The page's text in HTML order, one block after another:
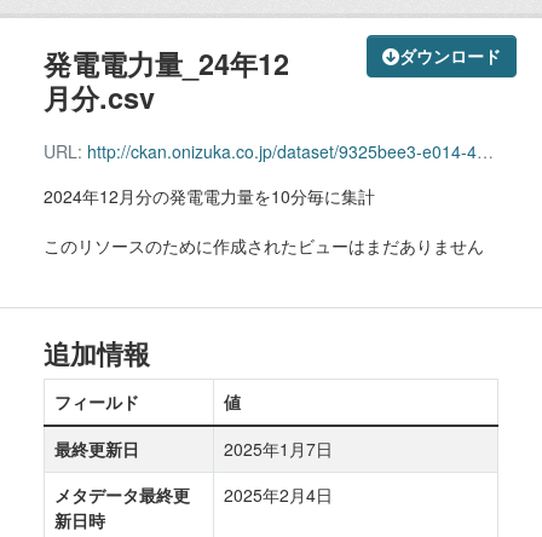
ダウンロード
発電電力量_24年12
月分.csv
URL: http://ckan.onizuka.co.jp/dataset/9325bee3-e014-44fd-a62b-cc48ab73e947/resource/c1a2f24e-a7c5-464e-8069-12022d26aa86/download/power_2412.csv
2024年12月分の発電電力量を10分毎に集計
このリソースのために作成されたビューはまだありません
追加情報
フィールド
値
最終更新日
2025年1月7日
メタデータ最終更
新日時
2025年2月4日